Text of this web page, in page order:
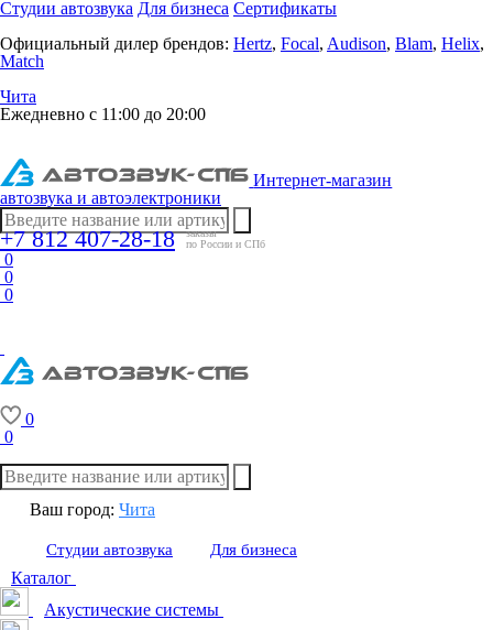
Студии автозвука Для бизнеса Сертификаты
Официальный дилер брендов: Hertz, Focal, Audison, Blam, Helix,
Match
Чита
Ежедневно с 11:00 до 20:00
Интернет-магазин
автозвука и автоэлектроники
+7 812 407-28-18
заказы
по России и СПб
0
0
0
0
0
Ваш город: Чита
Студии автозвука Для бизнеса
Каталог
Акустические системы